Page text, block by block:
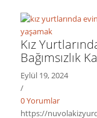
Kız
Bağımsızlık
Eylül 19, 2024
/
0 Yorumlar
https://